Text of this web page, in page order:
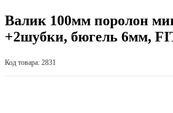
Валик 100мм поролон
+2шубки, бюгель 6мм,
Код товара: 2831